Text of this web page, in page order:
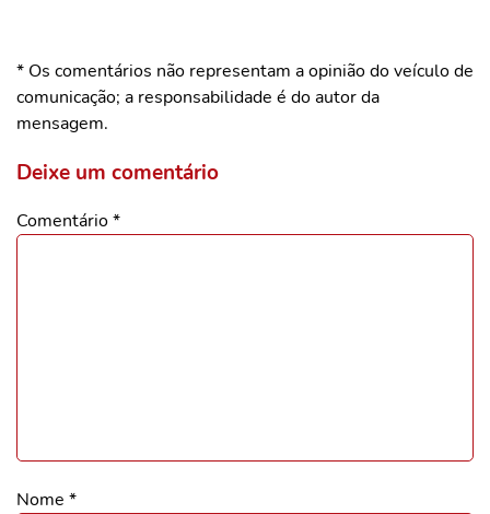
* Os comentários não representam a opinião do veículo de
comunicação; a responsabilidade é do autor da
mensagem.
Deixe um comentário
Comentário*
Nome *